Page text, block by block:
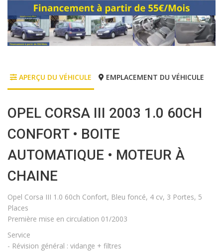
APERÇU DU VÉHICULE EMPLACEMENT DU VÉHICULE
OPEL CORSA III 2003 1.0 60CH
CONFORT • BOITE
AUTOMATIQUE • MOTEUR À
CHAINE
Opel Corsa III 1.0 60ch Confort, Bleu foncé, 4 cv, 3 Portes, 5
Places
Première mise en circulation 01/2003
Service
- Révision général : vidange + filtres